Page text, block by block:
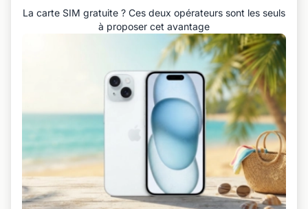
La carte SIM gratuite ? Ces deux opérateurs sont les seuls
à proposer cet avantage